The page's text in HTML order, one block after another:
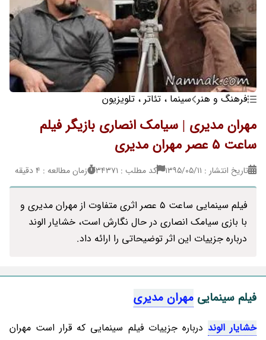
فرهنگ و هنر سینما ، تئاتر ، تلویزیون
مهران مدیری | سیامک انصاری بازیگر فیلم
ساعت 5 عصر مهران مدیری
تاریخ انتشار : ۱۳۹۵/۰۵/۱۱ کد مطلب : 34371 زمان مطالعه : 4 دقیقه
فیلم سینمایی ساعت 5 عصر اثری متفاوت از مهران مدیری و
با بازی سیامک انصاری در حال نگارش است، خشایار الوند
درباره جزییات این اثر توضیحاتی را ارائه داد.
فیلم سینمایی مهران مدیری
خشایار الوند درباره جزییات فیلم سینمایی که قرار است مهران